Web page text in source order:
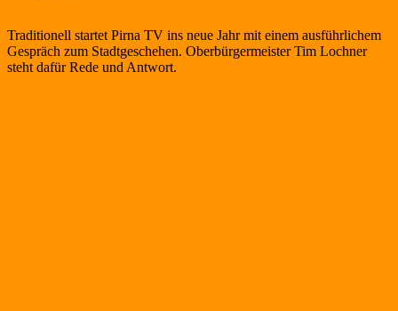
Traditionell startet Pirna TV ins neue Jahr mit einem ausführlichem
Gespräch zum Stadtgeschehen. Oberbürgermeister Tim Lochner
steht dafür Rede und Antwort.